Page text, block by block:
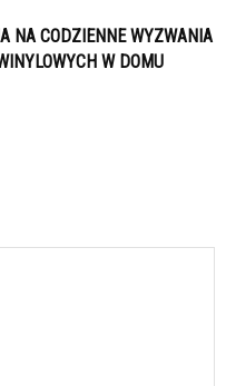
NA CODZIENNE WYZWANIA
W DOMU